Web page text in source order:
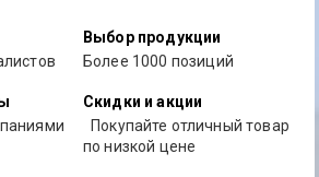
Выбор продукции
Более 1000 позиций
Скидки и акции
Покупайте отличный товар
по низкой цене